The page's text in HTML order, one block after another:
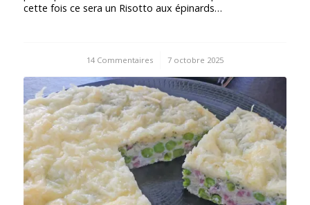
cette fois ce sera un Risotto aux épinards…
14 Commentaires
/ 7 octobre 2025